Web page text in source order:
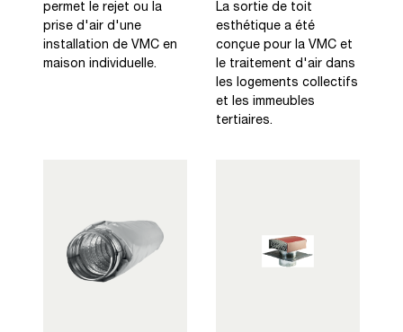
permet le rejet ou la
prise d'air d'une
installation de VMC en
maison individuelle.
La sortie de toit
esthétique a été
conçue pour la VMC et
le traitement d'air dans
les logements collectifs
et les immeubles
tertiaires.